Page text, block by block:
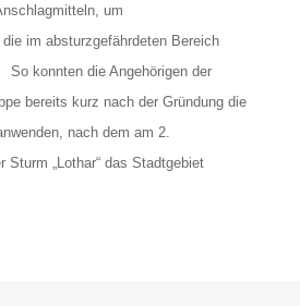
um
die im absturzgefährdeten Bereich
konnten die Angehörigen der
bereits kurz nach der Gründung die
nach dem am 2.
Sturm „Lothar“ das Stadtgebiet